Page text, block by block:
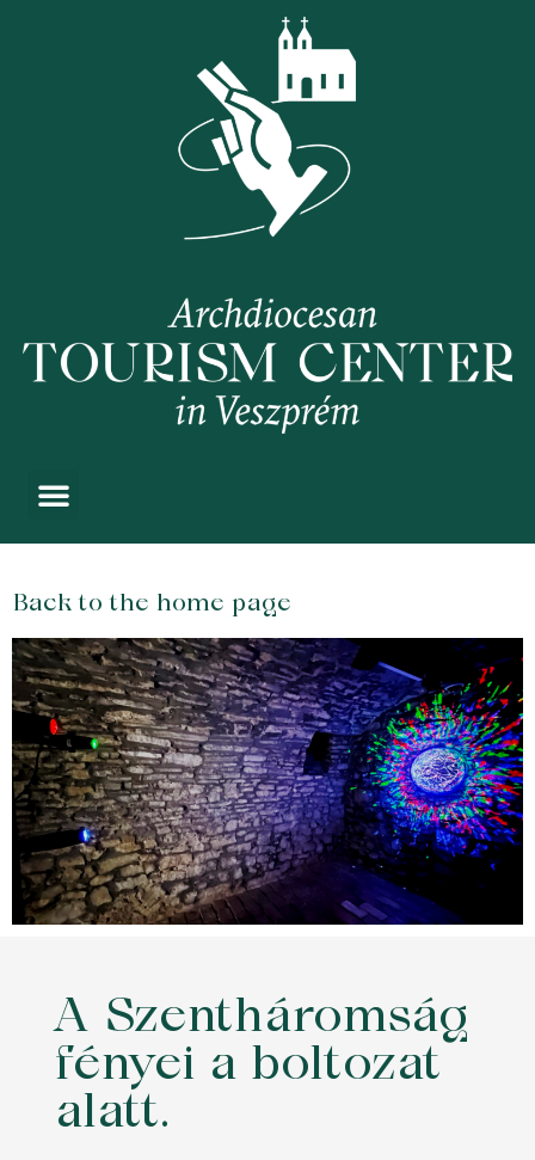
Back to the home page
A Szentháromság
fényei a boltozat
alatt.